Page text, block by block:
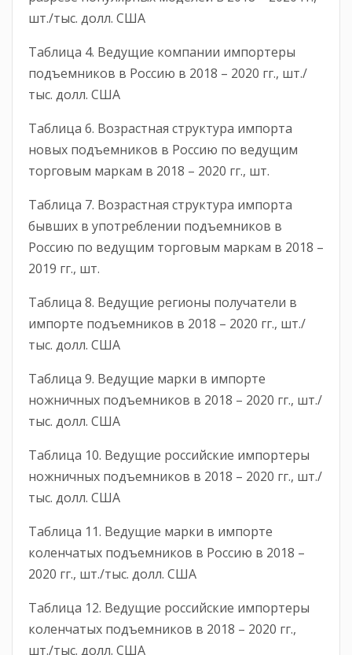
шт./тыс. долл. США
Таблица 4. Ведущие компании импортеры
подъемников в Россию в 2018 – 2020 гг., шт./
тыс. долл. США
Таблица 6. Возрастная структура импорта
новых подъемников в Россию по ведущим
торговым маркам в 2018 – 2020 гг., шт.
Таблица 7. Возрастная структура импорта
бывших в употреблении подъемников в
Россию по ведущим торговым маркам в 2018 –
2019 гг., шт.
Таблица 8. Ведущие регионы получатели в
импорте подъемников в 2018 – 2020 гг., шт./
тыс. долл. США
Таблица 9. Ведущие марки в импорте
ножничных подъемников в 2018 – 2020 гг., шт./
тыс. долл. США
Таблица 10. Ведущие российские импортеры
ножничных подъемников в 2018 – 2020 гг., шт./
тыс. долл. США
Таблица 11. Ведущие марки в импорте
коленчатых подъемников в Россию в 2018 –
2020 гг., шт./тыс. долл. США
Таблица 12. Ведущие российские импортеры
коленчатых подъемников в 2018 – 2020 гг.,
шт./тыс. долл. США